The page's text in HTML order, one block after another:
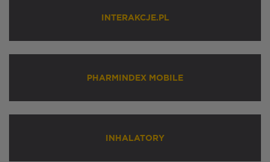
INTERAKCJE.PL
PHARMINDEX MOBILE
INHALATORY